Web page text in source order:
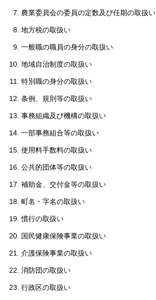
農業委員会の委員の定数及び任期の取扱い
地方税の取扱い
一般職の職員の身分の取扱い
地域自治制度の取扱い
特別職の身分の取扱い
条例、規則等の取扱い
事務組織及び機構の取扱い
一部事務組合等の取扱い
使用料手数料の取扱い
公共的団体等の取扱い
補助金、交付金等の取扱い
町名・字名の取扱い
慣行の取扱い
国民健康保険事業の取扱い
介護保険事業の取扱い
消防団の取扱い
行政区の取扱い